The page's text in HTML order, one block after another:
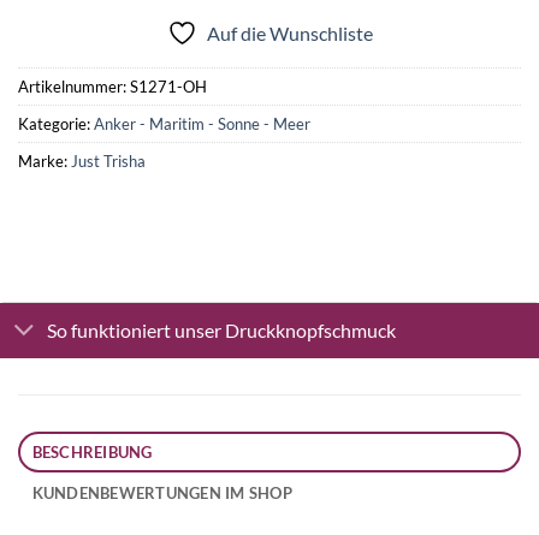
Auf die Wunschliste
Artikelnummer:S1271-OH
Kategorie:Anker - Maritim - Sonne - Meer
Marke:Just Trisha
So funktioniert unser Druckknopfschmuck
BESCHREIBUNG
KUNDENBEWERTUNGEN IM SHOP